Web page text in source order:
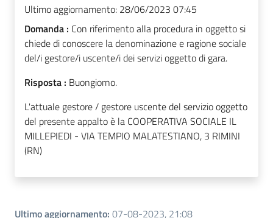
Ultimo aggiornamento: 28/06/2023 07:45
Domanda : Con riferimento alla procedura in oggetto si
chiede di conoscere la denominazione e ragione sociale
del/i gestore/i uscente/i dei servizi oggetto di gara.
Risposta : Buongiorno.
L'attuale gestore / gestore uscente del servizio oggetto
del presente appalto è la COOPERATIVA SOCIALE IL
MILLEPIEDI - VIA TEMPIO MALATESTIANO, 3 RIMINI
(RN)
Ultimo aggiornamento: 07-08-2023, 21:08